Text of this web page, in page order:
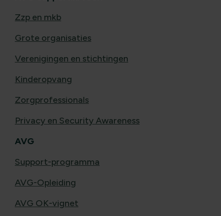
Zzp en mkb
Grote organisaties
Verenigingen en stichtingen
Kinderopvang
Zorgprofessionals
Privacy en Security Awareness
AVG
Support-programma
AVG-Opleiding
AVG OK-vignet